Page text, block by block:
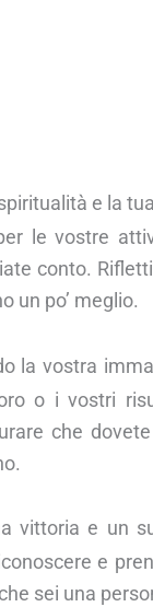
e la
le vostre
conto.
un po’ meglio.
la vostra
o i vostri
che
vittoria e un
e
sei una